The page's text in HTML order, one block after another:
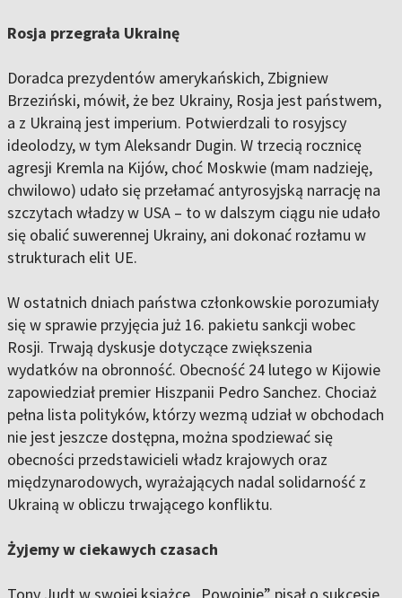
Rosja przegrała Ukrainę
Doradca prezydentów amerykańskich, Zbigniew
Brzeziński, mówił, że bez Ukrainy, Rosja jest państwem,
a z Ukrainą jest imperium. Potwierdzali to rosyjscy
ideolodzy, w tym Aleksandr Dugin. W trzecią rocznicę
agresji Kremla na Kijów, choć Moskwie (mam nadzieję,
chwilowo) udało się przełamać antyrosyjską narrację na
szczytach władzy w USA – to w dalszym ciągu nie udało
się obalić suwerennej Ukrainy, ani dokonać rozłamu w
strukturach elit UE.
W ostatnich dniach państwa członkowskie porozumiały
się w sprawie przyjęcia już 16. pakietu sankcji wobec
Rosji. Trwają dyskusje dotyczące zwiększenia
wydatków na obronność. Obecność 24 lutego w Kijowie
zapowiedział premier Hiszpanii Pedro Sanchez. Chociaż
pełna lista polityków, którzy wezmą udział w obchodach
nie jest jeszcze dostępna, można spodziewać się
obecności przedstawicieli władz krajowych oraz
międzynarodowych, wyrażających nadal solidarność z
Ukrainą w obliczu trwającego konfliktu.
Żyjemy w ciekawych czasach